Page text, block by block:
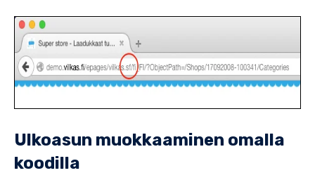
Ulkoasun muokkaaminen omalla
koodilla